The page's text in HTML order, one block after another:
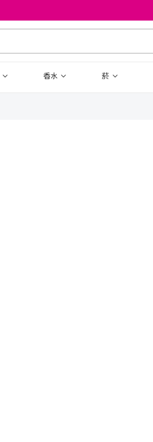
香水 菸